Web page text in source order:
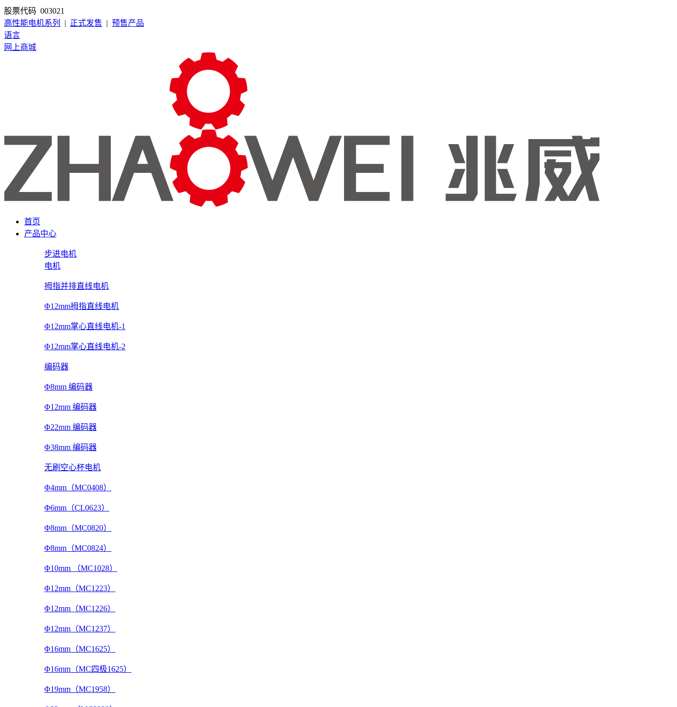
股票代码 003021
高性能电机系列
| 正式发售 | 预售产品
语言
网上商城
首页
产品中心
步进电机
电机
拇指并排直线电机
Φ12mm拇指直线电机
Φ12mm掌心直线电机-1
Φ12mm掌心直线电机-2
编码器
Φ8mm 编码器
Φ12mm 编码器
Φ22mm 编码器
Φ38mm 编码器
无刷空心杯电机
Φ4mm（MC0408）
Φ6mm（CL0623）
Φ8mm（MC0820）
Φ8mm（MC0824）
Φ10mm （MC1028）
Φ12mm（MC1223）
Φ12mm（MC1226）
Φ12mm（MC1237）
Φ16mm（MC1625）
Φ16mm（MC四极1625）
Φ19mm（MC1958）